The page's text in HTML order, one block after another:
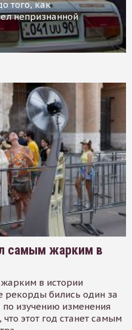
того, как
непризнанной
самым жарким в
в истории
рекорды бились один за
изучению изменения
этот год станет самым